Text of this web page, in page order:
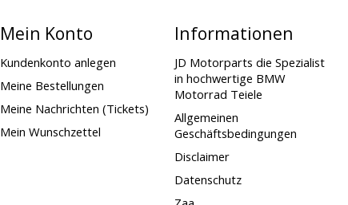
Mein Konto
Kundenkonto anlegen
Meine Bestellungen
Meine Nachrichten (Tickets)
Mein Wunschzettel
Informationen
JD Motorparts die Spezialist
in hochwertige BMW
Motorrad Teiele
Allgemeinen
Geschäftsbedingungen
Disclaimer
Datenschutz